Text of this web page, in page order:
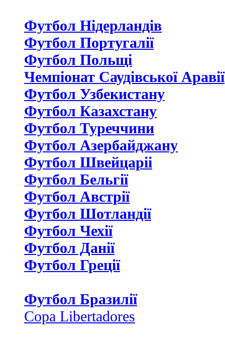
Футбол Нідерландiв
Футбол Португалії
Футбол Польщі
Чемпіонат Саудівської Аравії
Футбол Узбекистану
Футбол Казахстану
Футбол Туреччини
Футбол Азербайджану
Футбол Швейцаріі
Футбол Бельгії
Футбол Австрії
Футбол Шотландії
Футбол Чехії
Футбол Данії
Футбол Греції
Футбол Бразилії
Copa Libertadores